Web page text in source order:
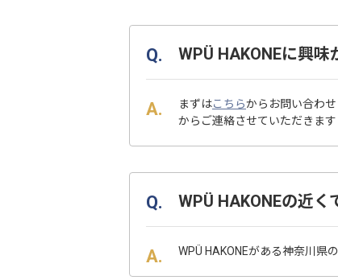
WPÜ HAKONEに興
まずはこちらからお問い合わ
からご連絡させていただきます
WPÜ HAKONEの近
WPÜ HAKONEがある神奈川県